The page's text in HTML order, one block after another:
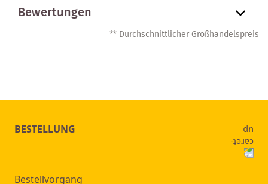
Bewertungen
** Durchschnittlicher Großhandelspreis
BESTELLUNG
Bestellvorgang